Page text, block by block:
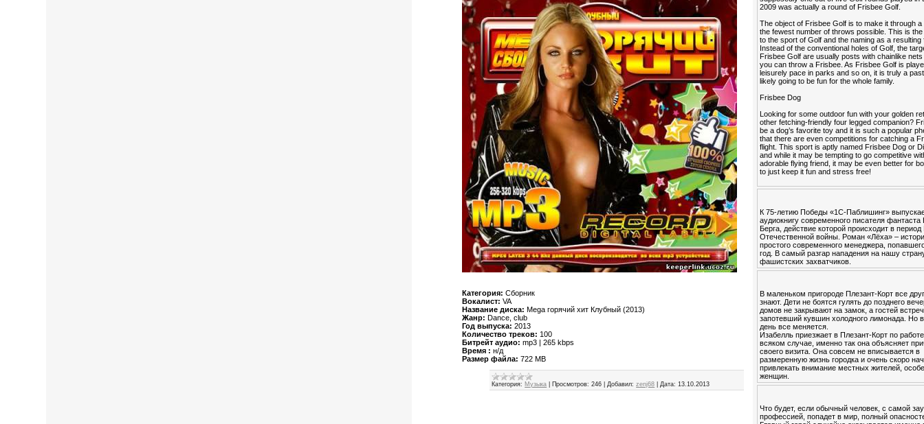
Категория:Сборник
Вокалист:VA
Название диска: Mega горячий хит Клубный (2013)
Жанр: Dance, club
Год выпуска:2013
Количество треков: 100
Битрейт аудио: mp3 | 265 kbps
Время : н/д
Размер файла: 722 MB
Категория: Музыка Просмотров: 246 |Добавил: zenj68 |Дата: 13.10.2013
2009 was actually a round of Frisbee Golf.
The object of Frisbee Golf is to make it through
the fewest number of throws possible. This is
to the sport of Golf and the naming as a resulting
Instead of the conventional holes of Golf, the
Frisbee Golf are usually posts with chainlike
you can throw a Frisbee. As Frisbee Golf is
leisurely pace in parks and so on, it is truly a
likely going to be fun for the whole family.
Frisbee Dog
Looking for some outdoor fun with your golden
other fetching-friendly four legged companion?
be a dog’s favorite toy and it is such a popular
that there are even competitions for catching a
flight. This sport is aptly named Frisbee Dog or
and while it may be tempting to go competitive
adorable flying friend, it may be even better for
to just keep it fun and stress free!
К 75-летию Победы «1С-Паблишинг»
аудиокнигу современного писателя фантаста
Берга, действие которой происходит в период
Отечественной войны. Роман «Лёха» –
простого современного менеджера,
год. В самый разгар нападения на нашу
фашистских захватчиков.
В маленьком пригороде Плезант-Корт все
знают. Дети не боятся гулять до позднего
домов не закрывают на замок, а гостей
запотевший кувшин холодного лимонада. Но
день все меняется.
Изабелль приезжает в Плезант-Корт по
всяком случае, именно так она объясняет
своего визита. Она совсем не вписывается в
размеренную жизнь городка и очень скоро
привлекать внимание местных жителей,
женщин.
Что будет, если обычный человек, с самой
профессией, попадет в мир, полный